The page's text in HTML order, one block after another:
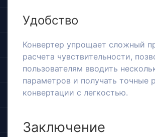
Удобство
Конвертер упрощает сложный
расчета чувствительности,
пользователям вводить
параметров и получать точные
конвертации с легкостью.
Заключение